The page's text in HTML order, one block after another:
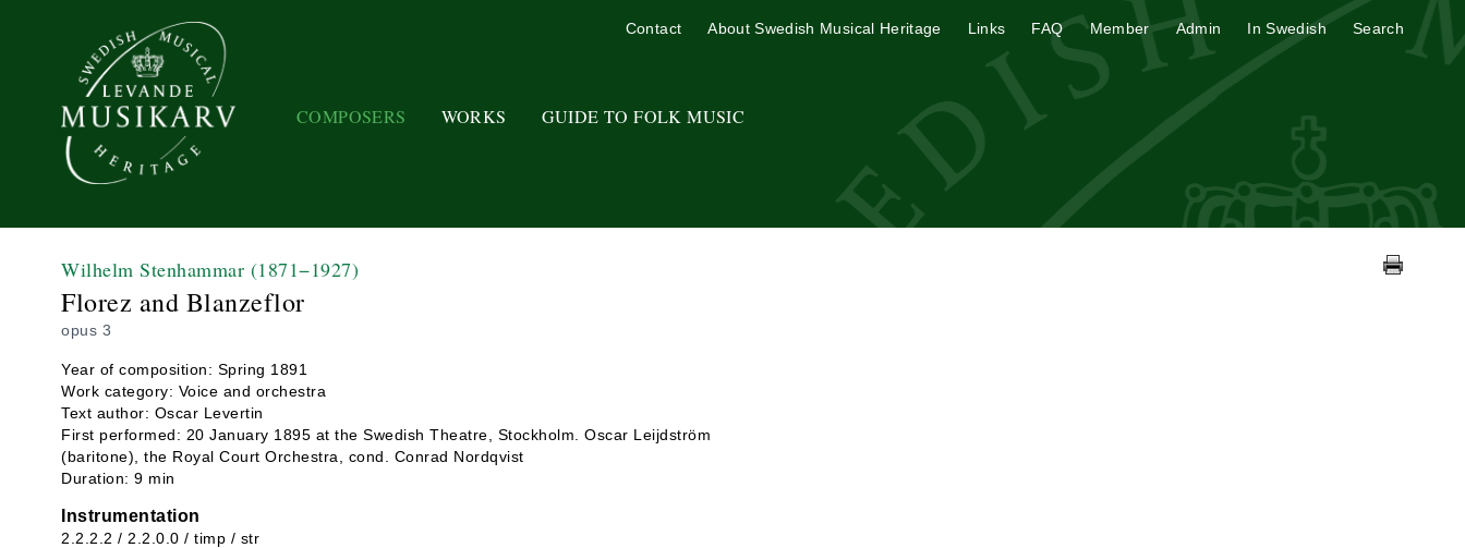
COMPOSERS WORKS GUIDE TO FOLK MUSIC
Contact About Swedish Musical Heritage Links FAQ Member Admin In Swedish Search
Wilhelm Stenhammar (1871−1927)
Florez and Blanzeflor
opus 3
Year of composition: Spring 1891
Work category: Voice and orchestra
Text author: Oscar Levertin
First performed: 20 January 1895 at the Swedish Theatre, Stockholm. Oscar Leijdström
(baritone), the Royal Court Orchestra, cond. Conrad Nordqvist
Duration: 9 min
Instrumentation
2.2.2.2 / 2.2.0.0 / timp / str